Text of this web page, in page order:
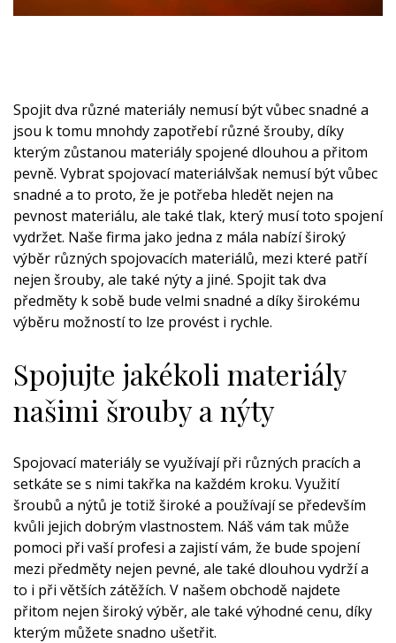
Spojit dva různé materiály nemusí být vůbec snadné a
jsou k tomu mnohdy zapotřebí různé šrouby, díky
kterým zůstanou materiály spojené dlouhou a přitom
pevně. Vybratspojovací materiálvšak nemusí být vůbec
snadné a to proto, že je potřeba hledět nejen na
pevnost materiálu, ale také tlak, který musí toto spojení
vydržet. Naše firma jako jedna z mála nabízí široký
výběr různých spojovacích materiálů, mezi které patří
nejen šrouby, ale také nýty a jiné. Spojit tak dva
předměty k sobě bude velmi snadné a díky širokému
výběru možností to lze provést i rychle.
Spojujte jakékoli materiály
našimi šrouby a nýty
Spojovací materiály se využívají při různých pracích a
setkáte se s nimi takřka na každém kroku. Využití
šroubů a nýtů je totiž široké a používají se především
kvůli jejich dobrým vlastnostem. Náš vám tak může
pomoci při vaší profesi a zajistí vám, že bude spojení
mezi předměty nejen pevné, ale také dlouhou vydrží a
to i při větších zátěžích. V našem obchodě najdete
přitom nejen široký výběr, ale také výhodné cenu, díky
kterým můžete snadno ušetřit.